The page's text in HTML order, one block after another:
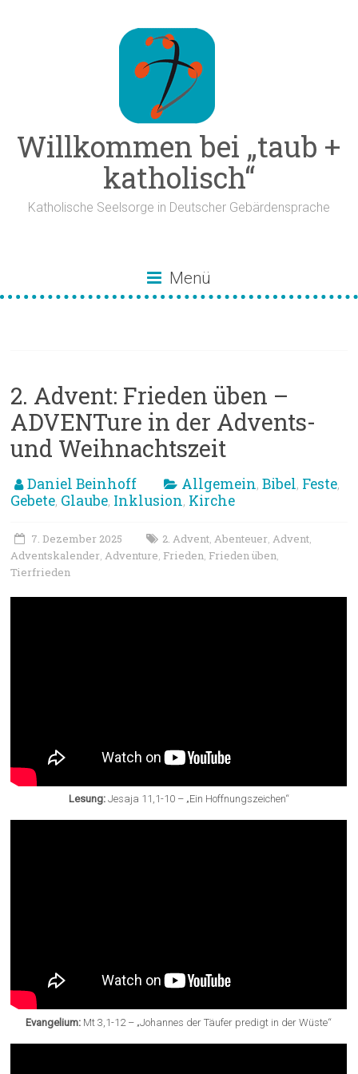
Willkommen bei „taub +
katholisch“
Katholische Seelsorge in Deutscher Gebärdensprache
Menü
2. Advent: Frieden üben –
ADVENTure in der Advents-
und Weihnachtszeit
Daniel Beinhoff Allgemein,Bibel, Feste,
Gebete, Glaube, Inklusion, Kirche
7. Dezember 2025 2. Advent,Abenteuer,Advent,
Adventskalender,Adventure, Frieden, Frieden üben,
Tierfrieden
Lesung:Jesaja 11,1-10 – „Ein Hoffnungszeichen“
Evangelium: Mt 3,1-12 – „Johannes der Täufer predigt in der Wüste“